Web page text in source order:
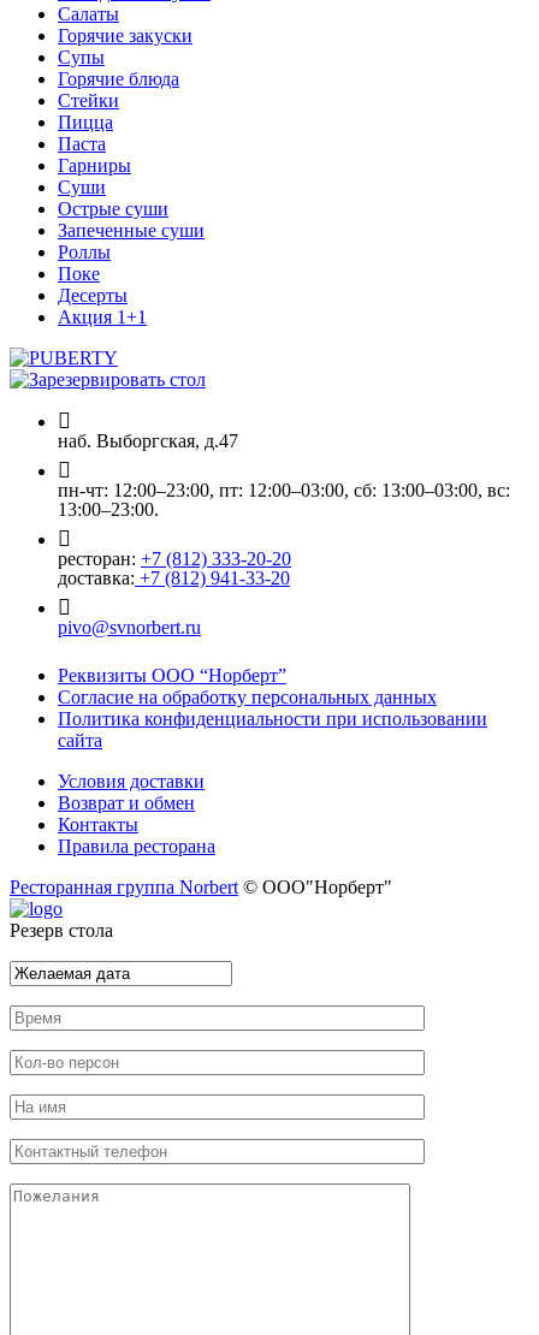
Салаты
Горячие закуски
Супы
Горячие блюда
Стейки
Пицца
Паста
Гарниры
Суши
Острые суши
Запеченные суши
Роллы
Поке
Десерты
Акция 1+1
наб. Выборгская, д.47
пн-чт: 12:00–23:00, пт: 12:00–03:00, сб: 13:00–03:00, вс:
13:00–23:00.
ресторан: +7 (812) 333-20-20
доставка: +7 (812) 941-33-20
pivo@svnorbert.ru
Реквизиты ООО “Норберт”
Согласие на обработку персональных данных
Политика конфиденциальности при использовании
сайта
Условия доставки
Возврат и обмен
Контакты
Правила ресторана
Ресторанная группа Norbert © ООО"Норберт"
Резерв стола